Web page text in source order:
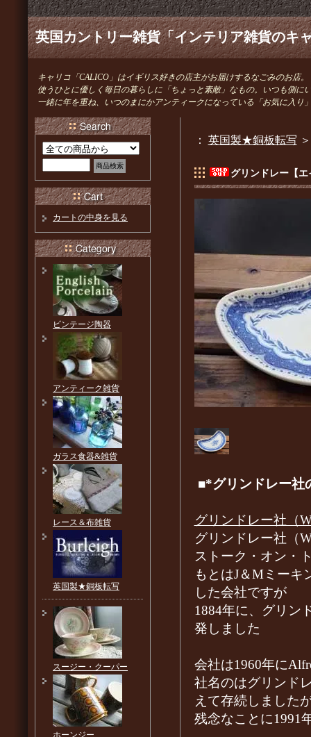
英国カントリー雑貨「インテリア雑貨の
キャリコ「CALICO」はイギリス好きの店主がお届けするなごみのお店。
使うひとに優しく毎日の暮らしに「ちょっと素敵」なもの。いつも側に
一緒に年を重ね、いつのまにかアンティークになっている「お気に入り
： 英国製★銅板転写
グリンドレー【
■*グリンドレー社
グリンドレー社（
グリンドレー社（
ストーク・オン・
もとはJ＆Mミーキ
した会社ですが
1884年に、グリン
発しました
会社は1960年に
社名のはグリンド
えて存続しました
残念なことに1991
カートの中身を見る
ビンテージ陶器
アンティーク雑貨
ガラス食器&雑貨
レース＆布雑貨
英国製★銅板転写
スージー・クーパー
ホーンジー